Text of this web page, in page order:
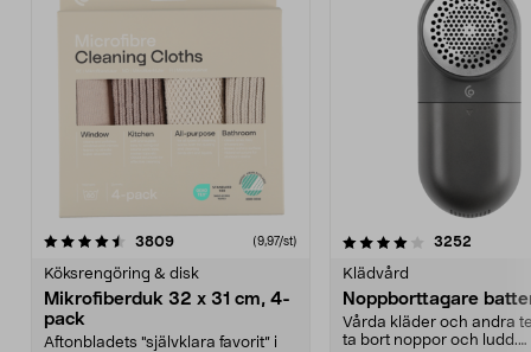
3809recensioner (9,97/st)
Köksrengöring & disk
Mikrofiberduk 32 x 31 cm, 4-
pack
Aftonbladets "självklara favorit” i
4.0av 5 stjärnor 3252
Klädvård
Noppborttagare
Vårda kläder och andra
ta bort noppor och ludd.
4.5av 5 stjärnor